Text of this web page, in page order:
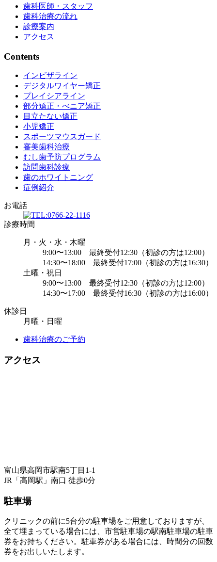
歯科医師・スタッフ
歯科治療の流れ
診療案内
アクセス
Contents
インビザライン
デジタルワイヤー矯正
プレイシアライン
部分矯正・べニア矯正
目立たない矯正
小児矯正
スポーツマウスガード
審美歯科治療
むし歯予防プログラム
訪問歯科診療
歯のホワイトニング
症例紹介
お電話
診療時間
月・火・水・木曜
9:00〜13:00 最終受付12:30（初診の方は12:00）
14:30〜18:00 最終受付17:00（初診の方は16:30）
土曜・祝日
9:00〜13:00 最終受付12:30（初診の方は12:00）
14:30〜17:00 最終受付16:30（初診の方は16:00）
休診日
月曜・日曜
歯科治療のご予約
アクセス
富山県高岡市駅南5丁目1-1
JR「高岡駅」南口 徒歩0分
駐車場
クリニックの前に5台分の駐車場をご用意しておりますが、
全て埋まっている場合には、市営駐車場の駅南駐車場の駐車
券をお持ちください。駐車券がある場合には、時間分の回数
券をお出しいたします。